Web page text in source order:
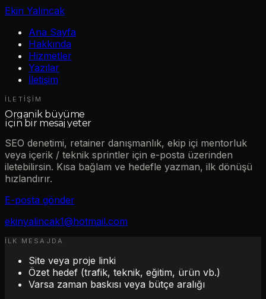
Ekin Yalıncak
Ana Sayfa
Hakkında
Hizmetler
Yazılar
İletişim
İLETIŞIM
Organik büyüme
için bir mesaj yeter
SEO denetimi, retainer danışmanlık, ekip içi mentorluk
veya içerik / teknik sprintler için e-posta üzerinden
iletebilirsin. Kısa bağlam ve hedefle yazman, ilk dönüşü
hızlandırır.
E-posta gönder
ekinyalincak1@hotmail.com
İLK MESAJDA
Site veya proje linki
Özet hedef (trafik, teknik, eğitim, ürün vb.)
Varsa zaman baskısı veya bütçe aralığı